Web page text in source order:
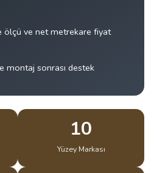
ölçü ve net metrekare fiyat
montaj sonrası destek
10
Yüzey Markası